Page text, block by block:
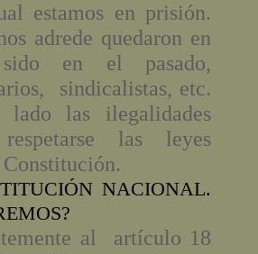
estamos en prisión.
adrede quedaron en
en el pasado,
sindicalistas, etc.
las ilegalidades
las leyes
NACIONAL.
al artículo 18